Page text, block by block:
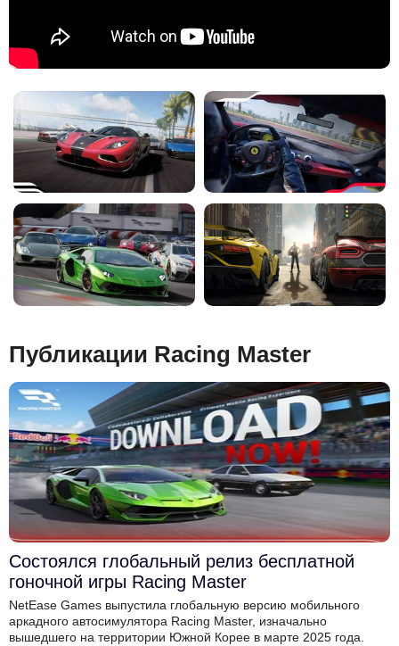
Публикации Racing Master
Состоялся глобальный релиз бесплатной
гоночной игры Racing Master
NetEase Games выпустила глобальную версию мобильного
аркадного автосимулятора Racing Master, изначально
вышедшего на территории Южной Корее в марте 2025 года.